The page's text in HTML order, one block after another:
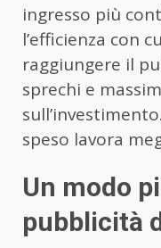
ingresso più
l’efficienza con
raggiungere il
sprechi e
speso lavora
Un modo
pubblicità